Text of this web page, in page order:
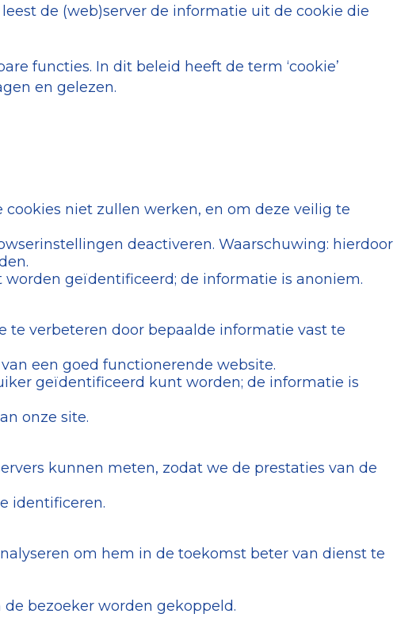
de (web)server de informatie uit de cookie die
functies. In dit beleid heeft de term ‘cookie’
en gelezen.
niet zullen werken, en om deze veilig te
deactiveren. Waarschuwing: hierdoor
geïdentificeerd; de informatie is anoniem.
verbeteren door bepaalde informatie vast te
een goed functionerende website.
geïdentificeerd kunt worden; de informatie is
onze site.
kunnen meten, zodat we de prestaties van de
identificeren.
om hem in de toekomst beter van dienst te
bezoeker worden gekoppeld.